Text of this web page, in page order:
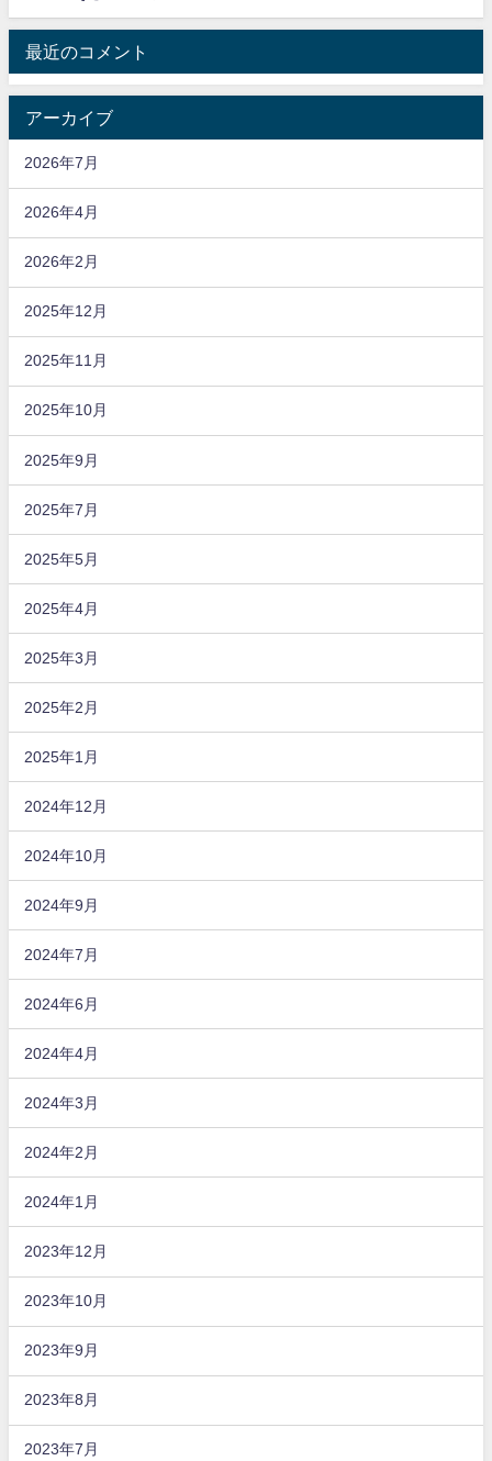
最近のコメント
アーカイブ
2026年7月
2026年4月
2026年2月
2025年12月
2025年11月
2025年10月
2025年9月
2025年7月
2025年5月
2025年4月
2025年3月
2025年2月
2025年1月
2024年12月
2024年10月
2024年9月
2024年7月
2024年6月
2024年4月
2024年3月
2024年2月
2024年1月
2023年12月
2023年10月
2023年9月
2023年8月
2023年7月